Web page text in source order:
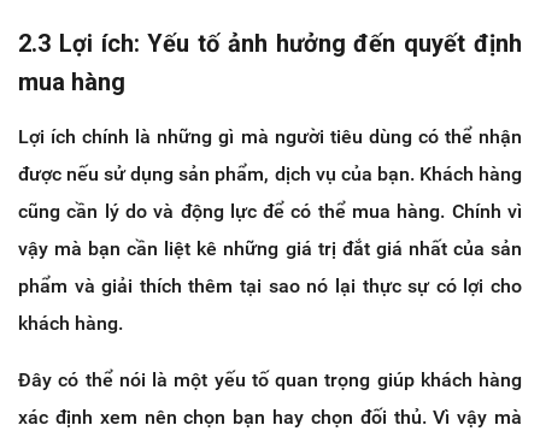
2.3 Lợi ích: Yếu tố ảnh hưởng đến quyết định
mua hàng
Lợi ích chính là những gì mà người tiêu dùng có thể nhận
được nếu sử dụng sản phẩm, dịch vụ của bạn. Khách hàng
cũng cần lý do và động lực để có thể mua hàng. Chính vì
vậy mà bạn cần liệt kê những giá trị đắt giá nhất của sản
phẩm và giải thích thêm tại sao nó lại thực sự có lợi cho
khách hàng.
Đây có thể nói là một yếu tố quan trọng giúp khách hàng
xác định xem nên chọn bạn hay chọn đối thủ. Vì vậy mà